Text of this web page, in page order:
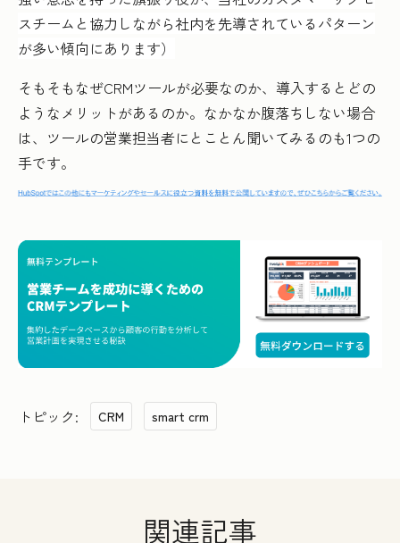
スチームと協力しながら社内を先導されているパターン
が多い傾向にあります）
そもそもなぜCRMツールが必要なのか、導入するとどの
ようなメリットがあるのか。なかなか腹落ちしない場合
は、ツールの営業担当者にとことん聞いてみるのも1つの
手です。
トピック: CRM smart crm
関連記事